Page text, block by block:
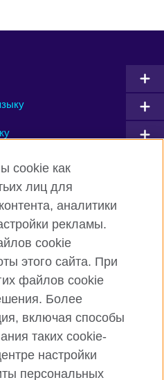
Instagram
YouTube
вебсайт
cookie как
лиц для
аналитики
рекламы.
cookie
этого сайта. При
файлов cookie
Более
включая способы
таких cookie-
настройки
персональных